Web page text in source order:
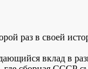
раз в своей
вклад в